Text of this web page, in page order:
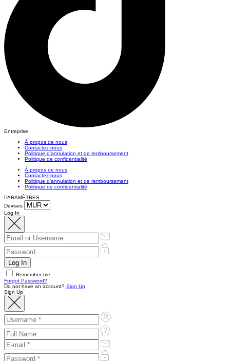
Entreprise
À propos de nous
Contactez-nous
Politique d'annulation et de remboursement
Politique de confidentialité
À propos de nous
Contactez-nous
Politique d'annulation et de remboursement
Politique de confidentialité
PARAMÈTRES
Devises
Log In
Remember me
Forgot Password?
Do not have an account? Sign Up
Sign Up